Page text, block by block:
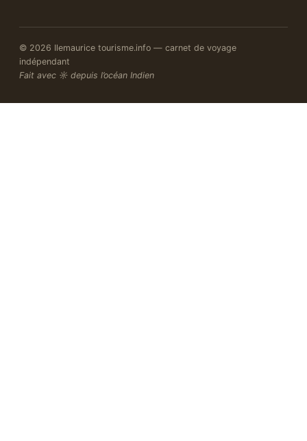
© 2026 Ilemaurice tourisme.info — carnet de voyage
indépendant
Fait avec ☼ depuis l’océan Indien